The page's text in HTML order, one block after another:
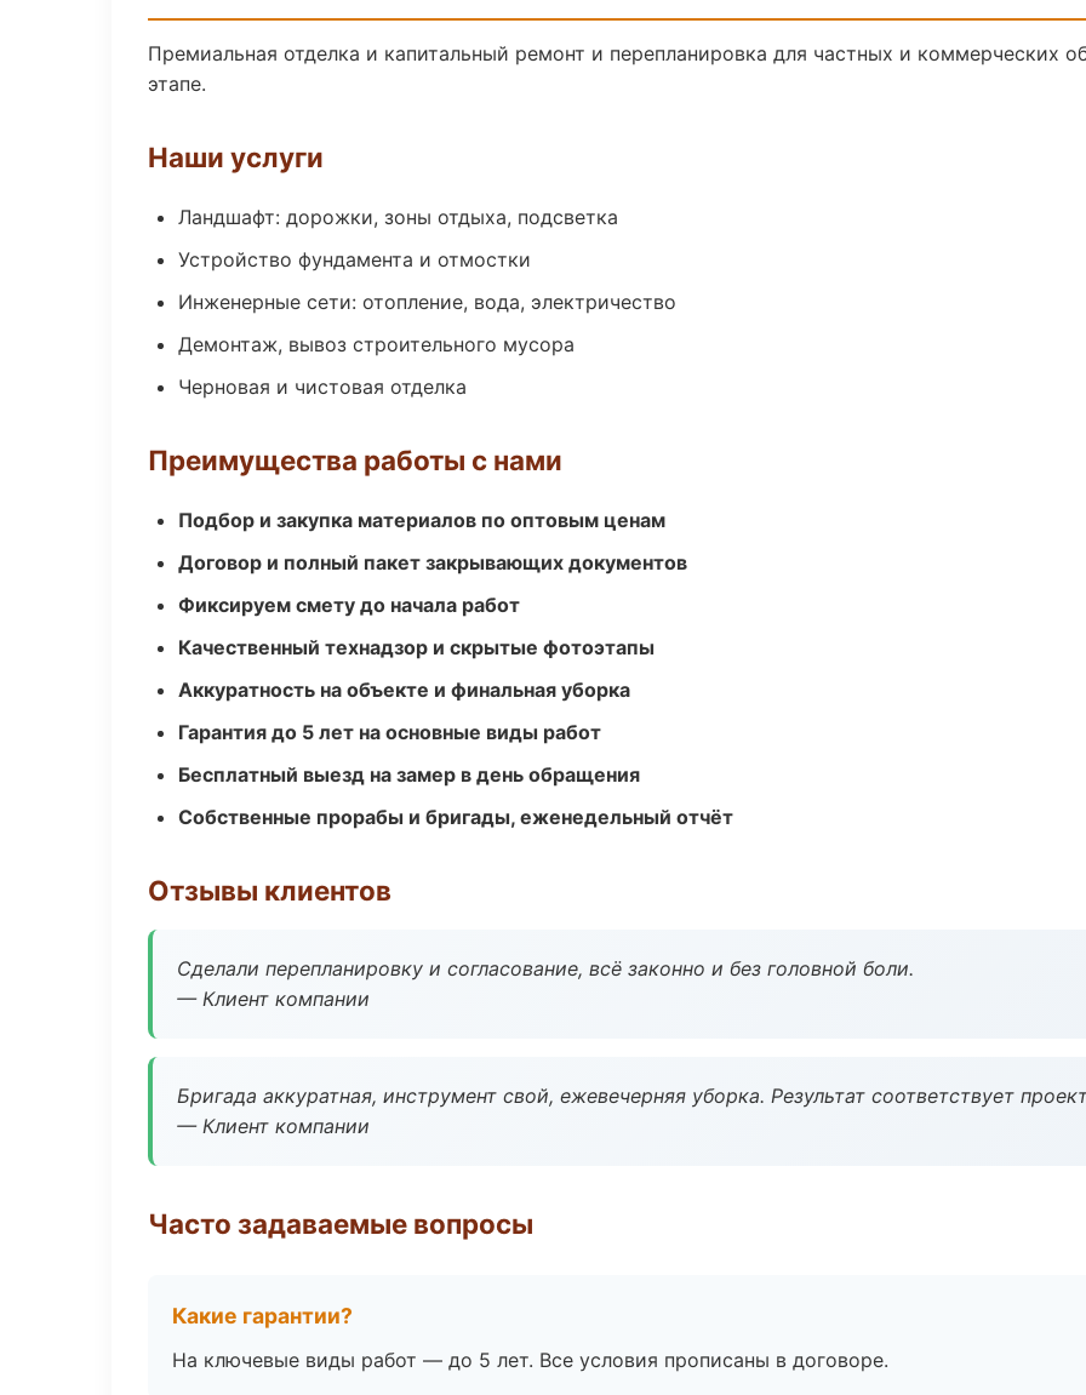
Премиальная отделка и капитальный ремонт и перепланировка для частных и коммерческих
этапе.
Наши услуги
Ландшафт: дорожки, зоны отдыха, подсветка
Устройство фундамента и отмостки
Инженерные сети: отопление, вода, электричество
Демонтаж, вывоз строительного мусора
Черновая и чистовая отделка
Преимущества работы с нами
Подбор и закупка материалов по оптовым ценам
Договор и полный пакет закрывающих документов
Фиксируем смету до начала работ
Качественный технадзор и скрытые фотоэтапы
Аккуратность на объекте и финальная уборка
Гарантия до 5 лет на основные виды работ
Бесплатный выезд на замер в день обращения
Собственные прорабы и бригады, еженедельный отчёт
Отзывы клиентов
Сделали перепланировку и согласование, всё законно и без головной боли.
— Клиент компании
Бригада аккуратная, инструмент свой, ежевечерняя уборка. Результат соответствует
— Клиент компании
Часто задаваемые вопросы
Какие гарантии?
На ключевые виды работ — до 5 лет. Все условия прописаны в договоре.